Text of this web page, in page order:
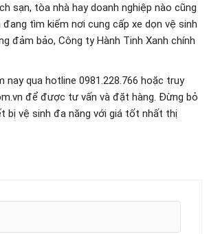
sạn, tòa nhà hay doanh nghiệp nào cũng
đang tìm kiếm nơi cung cấp xe dọn vệ sinh
đảm bảo, Công ty Hành Tinh Xanh chính
nay qua hotline 0981.228.766 hoặc truy
để được tư vấn và đặt hàng. Đừng bỏ
bị vệ sinh đa năng với giá tốt nhất thị